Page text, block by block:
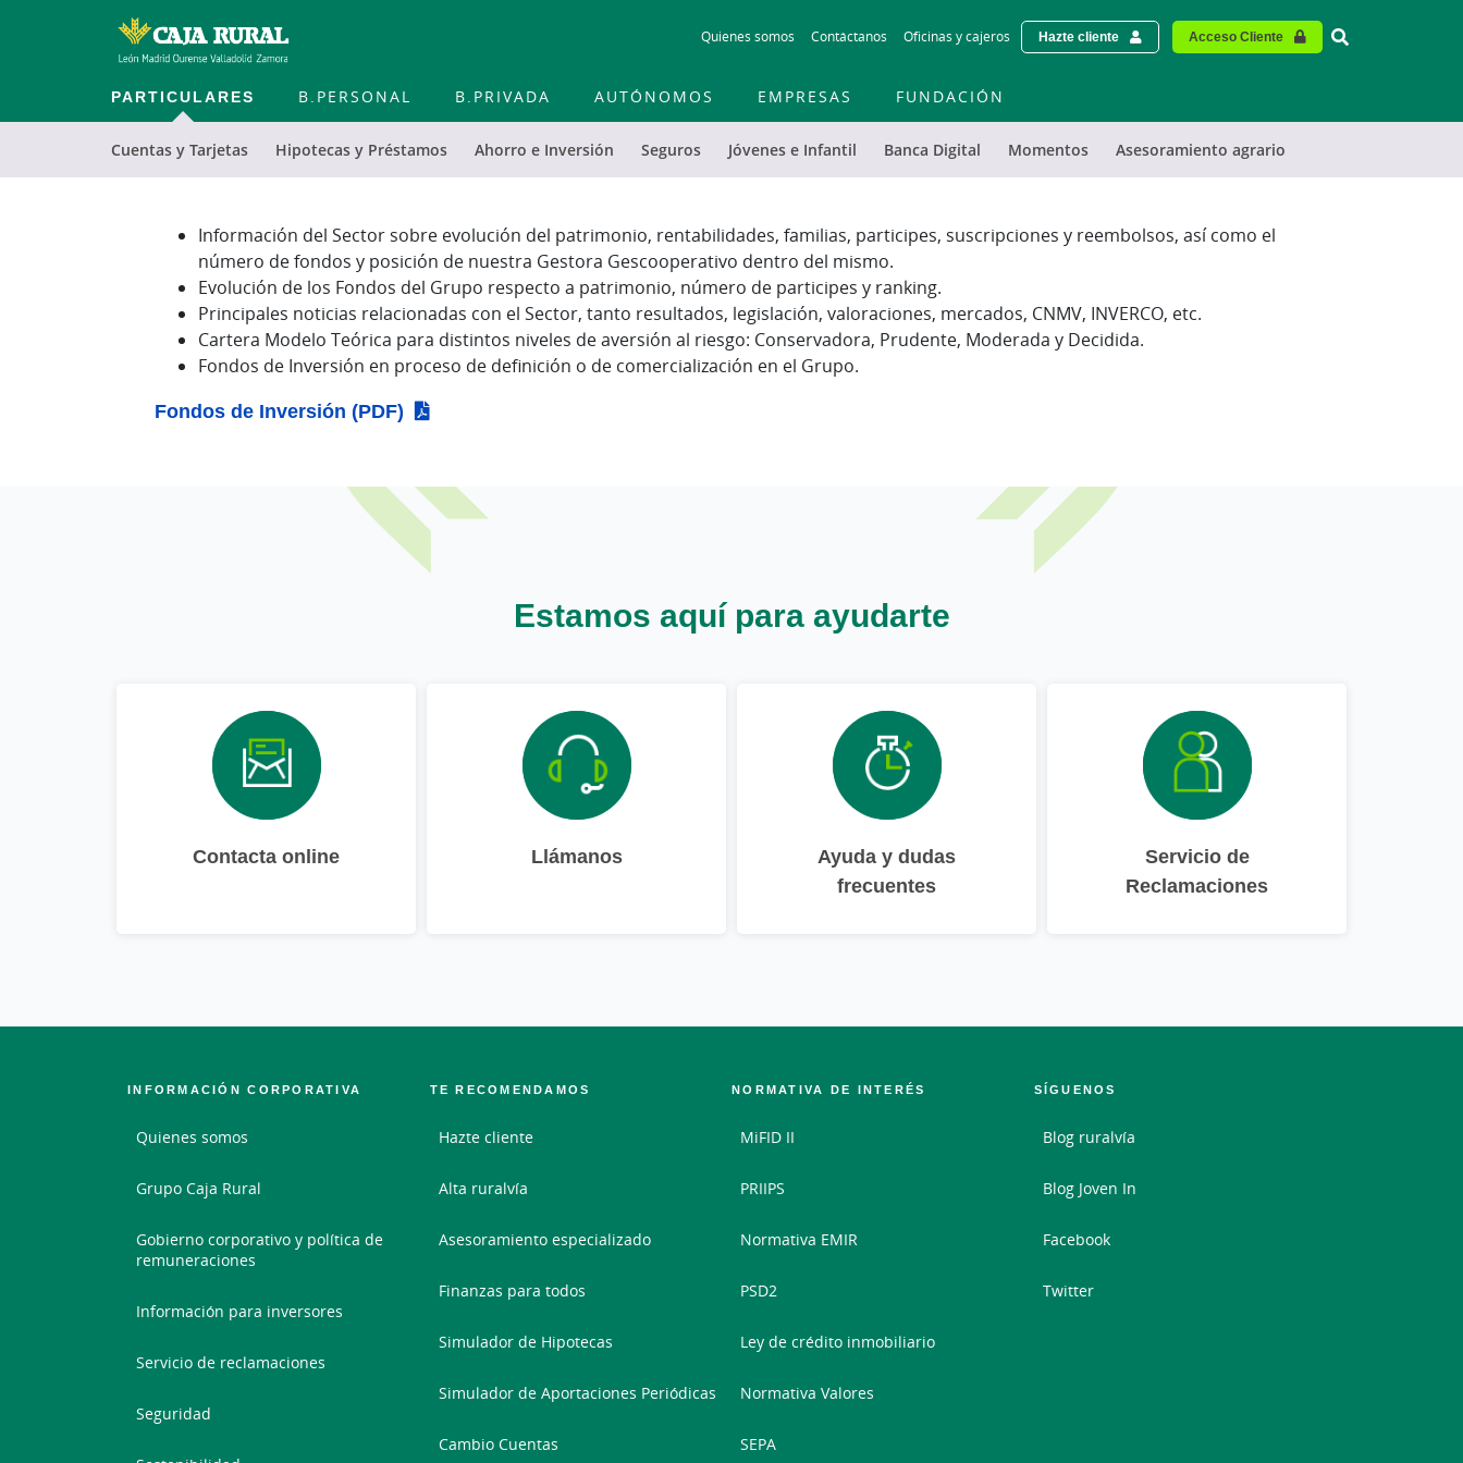
to
contentt
Quienes somos Contáctanos Oficinas y cajeros Hazte cliente Acceso Cliente Vinculo -
PARTICULARES
Cuentas y Tarjetas Hipotecas y Préstamos Ahorro e Inversión Seguros Jóvenes e Infantil Banca Digital Momentos Asesoramiento agrario
B.PERSONAL B.PRIVADA AUTÓNOMOS EMPRESAS FUNDACIÓN
Información del Sector sobre evolución del patrimonio, rentabilidades, familias, participes, suscripciones y reembolsos, así como el
número de fondos y posición de nuestra Gestora Gescooperativo dentro del mismo.
Evolución de los Fondos del Grupo respecto a patrimonio, número de participes y ranking.
Principales noticias relacionadas con el Sector, tanto resultados, legislación, valoraciones, mercados, CNMV, INVERCO, etc.
Cartera Modelo Teórica para distintos niveles de aversión al riesgo: Conservadora, Prudente, Moderada y Decidida.
Fondos de Inversión en proceso de definición o de comercialización en el Grupo.
Fondos de Inversión (PDF)
Estamos aquí para ayudarte
Contacta online Llámanos
Ayuda y dudas
frecuentes
Servicio de
Reclamaciones
INFORMACIÓN CORPORATIVA
Quienes somos
Grupo Caja Rural
Gobierno corporativo y política de
remuneraciones
Información para inversores
Servicio de reclamaciones
Seguridad
TE RECOMENDAMOS
Hazte cliente
Alta ruralvía
Asesoramiento especializado
Finanzas para todos
Simulador de Hipotecas
Simulador de Aportaciones Periódicas
Cambio Cuentas
NORMATIVA DE INTERÉS
MiFID II
PRIIPS
Normativa EMIR
PSD2
Ley de crédito inmobiliario
Normativa Valores
SEPA
SÍGUENOS
Blog ruralvía
Blog Joven In
Facebook
Twitter